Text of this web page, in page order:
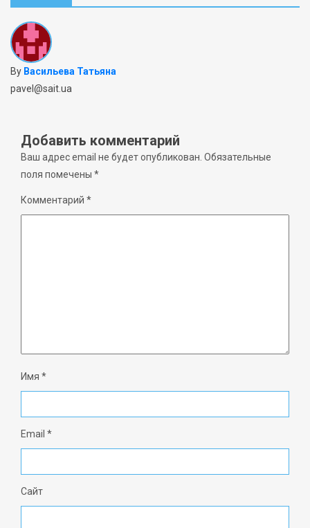
By Васильева Татьяна
pavel@sait.ua
Добавить комментарий
Ваш адрес email не будет опубликован. Обязательные
поля помечены *
Комментарий *
Имя *
Email *
Сайт